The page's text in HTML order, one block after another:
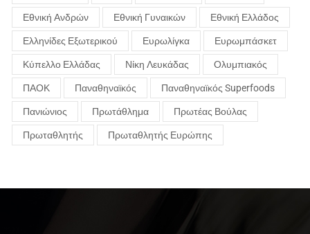
Εθνική Ανδρών Εθνική Γυναικών Εθνική Ελλάδος
Ελληνίδες Εξωτερικού Ευρωλίγκα Ευρωμπάσκετ
Κύπελλο Ελλάδας Νίκη Λευκάδας Ολυμπιακός
ΠΑΟΚ Παναθηναϊκός Παναθηναϊκός Superfoods
Πανιώνιος Πρωτάθλημα Πρωτέας Βούλας
Πρωταθλητής Πρωταθλητής Ευρώπης